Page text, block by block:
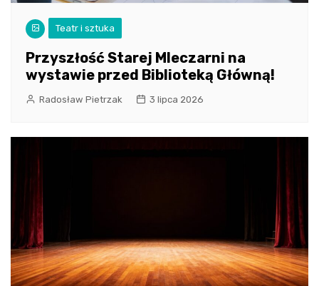
Teatr i sztuka
Przyszłość Starej Mleczarni na
wystawie przed Biblioteką Główną!
Radosław Pietrzak 3 lipca 2026